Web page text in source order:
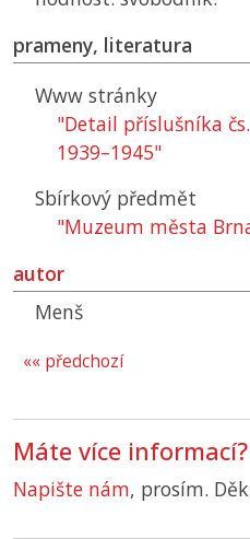
prameny, literatura
Www stránky
"Detail příslušníka
1939–1945"
Sbírkový předmět
"Muzeum města
autor
Menš
«« předchozí
Máte více informací?
Napište nám, prosím.